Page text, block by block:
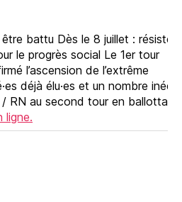
battu Dès le 8 juillet : résister
le progrès social Le 1er tour
l’ascension de l’extrême
déjà élu·es et un nombre inédit
RN au second tour en ballottage
ligne.